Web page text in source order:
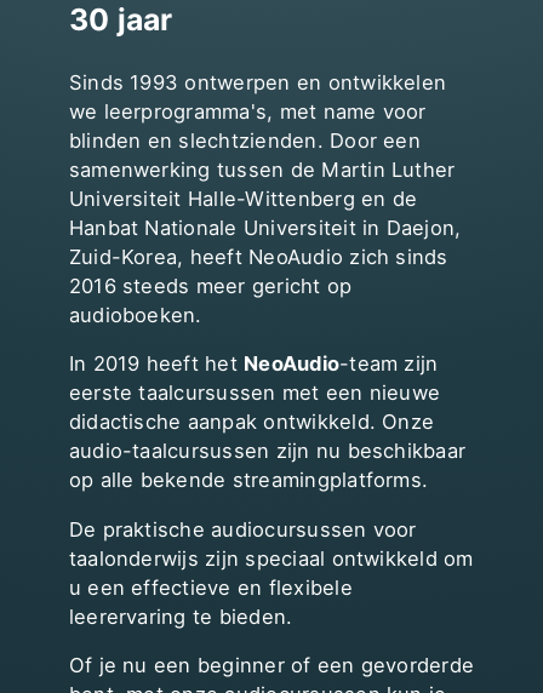
30 jaar
Sinds 1993 ontwerpen en ontwikkelen
we leerprogramma's, met name voor
blinden en slechtzienden. Door een
samenwerking tussen de Martin Luther
Universiteit Halle-Wittenberg en de
Hanbat Nationale Universiteit in Daejon,
Zuid-Korea, heeft NeoAudio zich sinds
2016 steeds meer gericht op
audioboeken.
In 2019 heeft het NeoAudio-team zijn
eerste taalcursussen met een nieuwe
didactische aanpak ontwikkeld. Onze
audio-taalcursussen zijn nu beschikbaar
op alle bekende streamingplatforms.
De praktische audiocursussen voor
taalonderwijs zijn speciaal ontwikkeld om
u een effectieve en flexibele
leerervaring te bieden.
Of je nu een beginner of een gevorderde